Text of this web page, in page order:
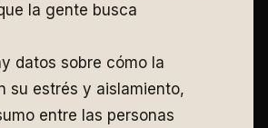
la gente busca
datos sobre cómo la
su estrés y aislamiento,
entre las personas